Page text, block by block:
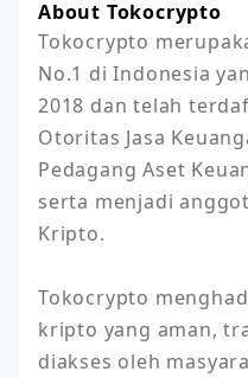
About Tokocrypto
Tokocrypto
No.1 di Indonesia
2018 dan telah
Otoritas Jasa
Pedagang Aset
serta menjadi
Kripto.
Tokocrypto
kripto yang aman,
diakses oleh